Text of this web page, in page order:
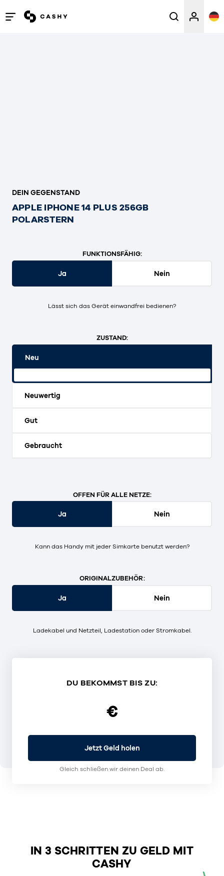
Menü
DEIN GEGENSTAND
APPLE IPHONE 14 PLUS 256GB
POLARSTERN
FUNKTIONSFÄHIG:
Ja Nein
Lässt sich das Gerät einwandfrei bedienen?
ZUSTAND:
Neu
Neuwertig
Gut
Gebraucht
OFFEN FÜR ALLE NETZE:
Ja Nein
Kann das Handy mit jeder Simkarte benutzt werden?
ORIGINALZUBEHÖR:
Ja Nein
Ladekabel und Netzteil, Ladestation oder Stromkabel.
DU BEKOMMST BIS ZU:
€
Jetzt Geld holen
Gleich schließen wir deinen Deal ab.
IN 3 SCHRITTEN ZU GELD MIT
CASHY